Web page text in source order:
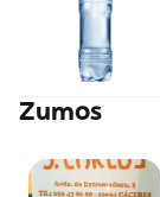
Zumos